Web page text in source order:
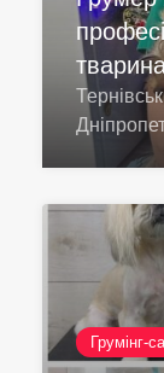
Грумінг-